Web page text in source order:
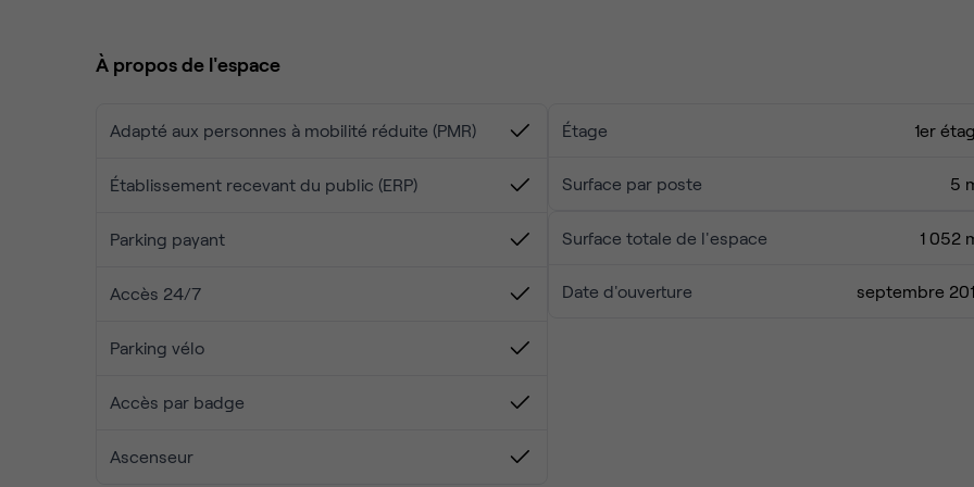
À propos de l'espace
Adapté aux personnes à mobilité réduite (PMR)
Établissement recevant du public (ERP)
Parking payant
Accès 24/7
Parking vélo
Accès par badge
Ascenseur
Étage 1er
Surface par poste 5
Surface totale de l'espace 1 052
Date d'ouverture septembre